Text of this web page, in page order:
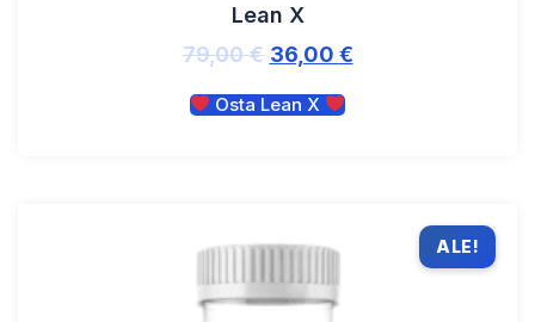
Lean X
79,00€ 36,00 €
Osta Lean X
ALE!